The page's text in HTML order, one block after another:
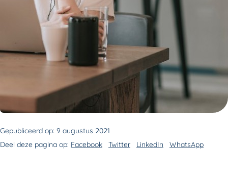
Gepubliceerd op: 9 augustus 2021
Deel deze pagina op: Facebook Twitter LinkedIn WhatsApp